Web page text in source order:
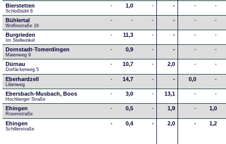
Bierstetten
Schloßbühl 6
- 1,0 - - - -
Bühlertal
Wolfinstraße 16
- - - - - -
Burgrieden
Im Stellwinkel
- 11,3 - - - -
Dornstadt-Tomerdingen
Maienweg 9
- 0,9 - - - -
Dürnau
Dorfäckerweg 5
- 10,7 - 2,0 - -
Eberhardzell
Lilienweg
- 14,7 - - 0,0 -
Ebersbach-Musbach, Boos
Hochberger Straße
- 3,0 - 13,1 - -
Ehingen
Rosenstraße
- 0,5 - 1,9 - 1,0
Ehingen
Schillerstraße
- 0,4 - 2,0 - 1,2